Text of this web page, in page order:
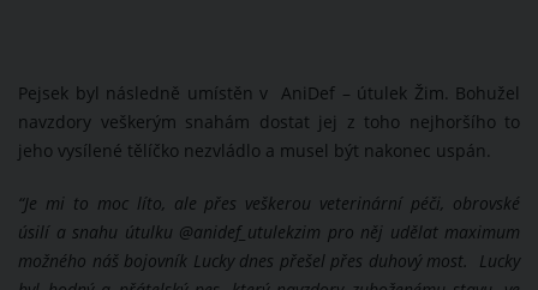
Pejsek byl následně umístěn v AniDef – útulek Žim. Bohužel
navzdory veškerým snahám dostat jej z toho nejhoršího to
jeho vysílené tělíčko nezvládlo a musel být nakonec uspán.
“Je mi to moc líto, ale přes veškerou veterinární péči, obrovské
úsilí a snahu útulku @anidef_utulekzim pro něj udělat maximum
možného náš bojovník Lucky dnes přešel přes duhový most. Lucky